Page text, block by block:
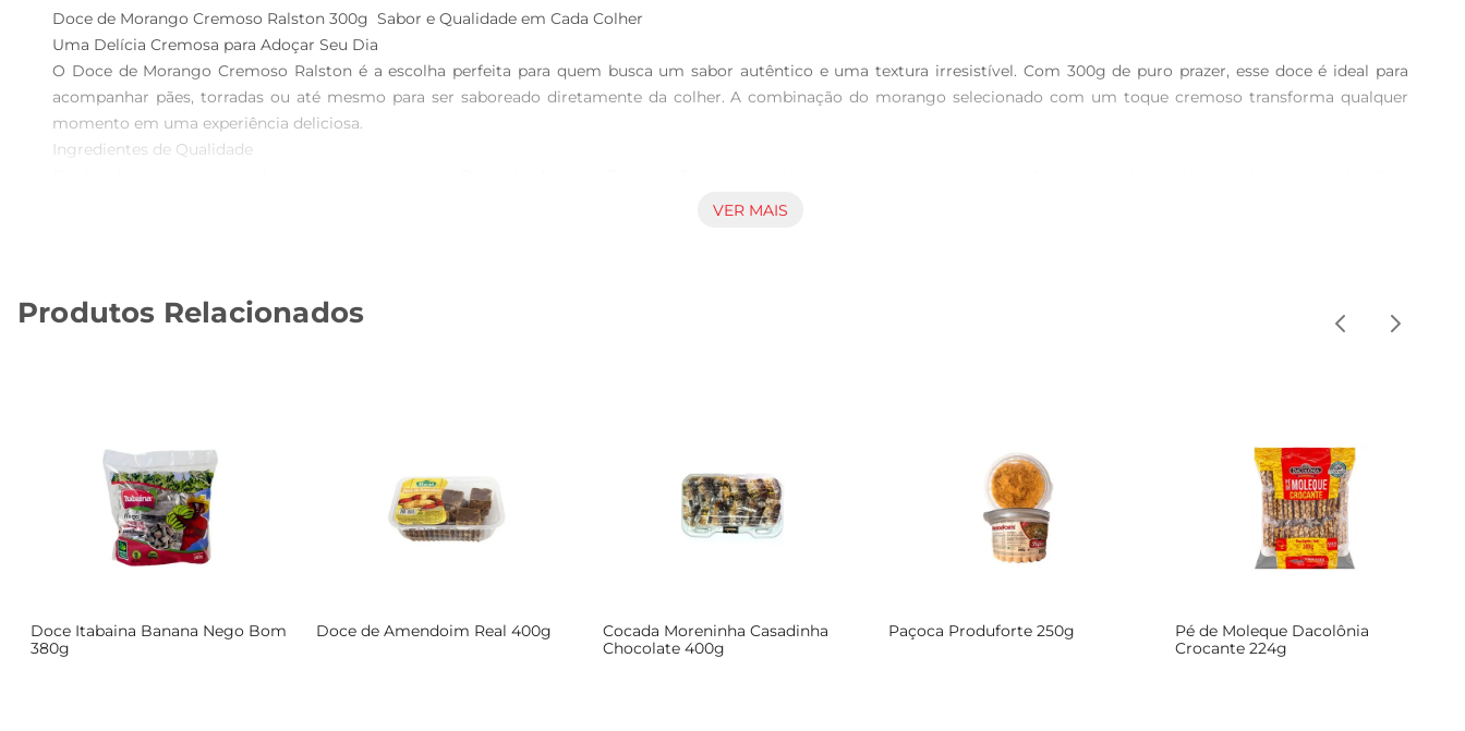
Doce de Morango Cremoso Ralston 300g  Sabor e Qualidade em Cada Colher
Uma Delícia Cremosa para Adoçar Seu Dia
O Doce de Morango Cremoso Ralston é a escolha perfeita para quem busca um sabor autêntico e uma textura irresistível. Com 300g de puro prazer, esse doce é ideal para
acompanhar pães, torradas ou até mesmo para ser saboreado diretamente da colher. A combinação do morango selecionado com um toque cremoso transforma qualquer
momento em uma experiência deliciosa.
Ingredientes de Qualidade
utilizando ingredientes que valorizam o paladar e proporcionam uma experiência única. Cada pote é uma explosão de saborque remete ao frescor das frutas, ideal para quem
colherada em sobremesas, como bolos e tortas, ou utilize como recheio para panquecas e crepes. Sua versatilidade permite que você crie pratos incríveis e surpreenda sua
O Doce de Morango Cremoso Ralston é a escolha ideal para quem busca qualidade e sabor em um único produto. Experimente e descubra como um simples doce pode
transformar seus momentos
VER MAIS
Produtos Relacionados
Doce Itabaina Banana Nego Bom
380g
Doce de Amendoim Real 400g
Cocada Moreninha Casadinha
Chocolate 400g
Paçoca Produforte 250g
Pé de Moleque Dacolônia
Crocante 224g